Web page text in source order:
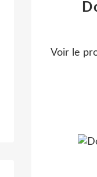
Voir le